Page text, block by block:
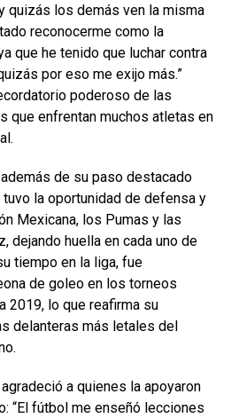
quizás los demás ven la misma
reconocerme como la
que he tenido que luchar contra
por eso me exijo más.”
poderoso de las
que enfrentan muchos atletas en
de su paso destacado
la oportunidad de defensa y
Mexicana, los Pumas y las
dejando huella en cada uno de
tiempo en la liga, fue
de goleo en los torneos
2019, lo que reafirma su
delanteras más letales del
a quienes la apoyaron
“El fútbol me enseñó lecciones